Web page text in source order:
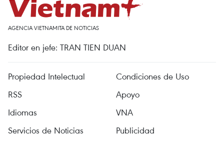
AGENCIA VIETNAMITA DE NOTICIAS
Editor en jefe: TRAN TIEN DUAN
Propiedad Intelectual
Condiciones de Uso
RSS
Apoyo
Idiomas
VNA
Servicios de Noticias
Publicidad